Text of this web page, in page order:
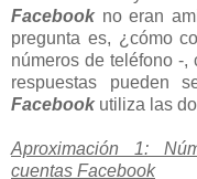
Facebook no eran
pregunta es, ¿cómo
números de teléfono -
respuestas pueden
Facebook utiliza las
Aproximación 1:
cuentas Facebook